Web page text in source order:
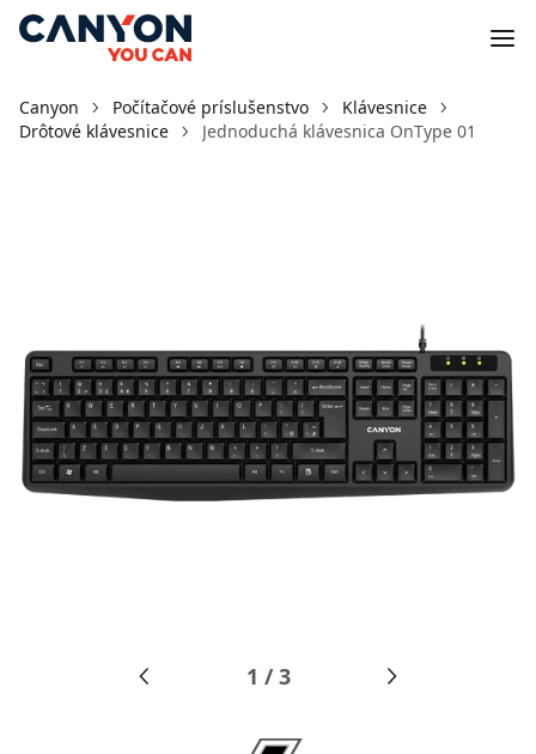
Canyon Počítačové príslušenstvo
Klávesnice
Drôtové klávesnice
Jednoduchá klávesnica OnType 01
1 /3